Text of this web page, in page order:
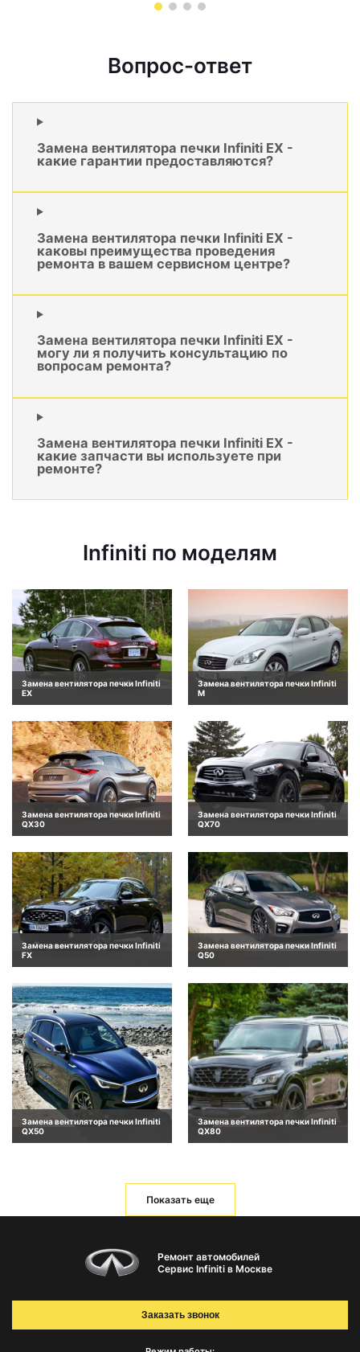
Вопрос-ответ
Замена вентилятора печки Infiniti EX -
какие гарантии предоставляются?
Замена вентилятора печки Infiniti EX -
каковы преимущества проведения
ремонта в вашем сервисном центре?
Замена вентилятора печки Infiniti EX -
могу ли я получить консультацию по
вопросам ремонта?
Замена вентилятора печки Infiniti EX -
какие запчасти вы используете при
ремонте?
Infiniti по моделям
Замена вентилятора печки Infiniti
EX
Замена вентилятора печки Infiniti
M
Замена вентилятора печки Infiniti
QX30
Замена вентилятора печки Infiniti
QX70
Замена вентилятора печки Infiniti
FX
Замена вентилятора печки Infiniti
Q50
Замена вентилятора печки Infiniti
QX50
Замена вентилятора печки Infiniti
QX80
Показать еще
Ремонт автомобилей
Сервис Infiniti в Москве
Заказать звонок